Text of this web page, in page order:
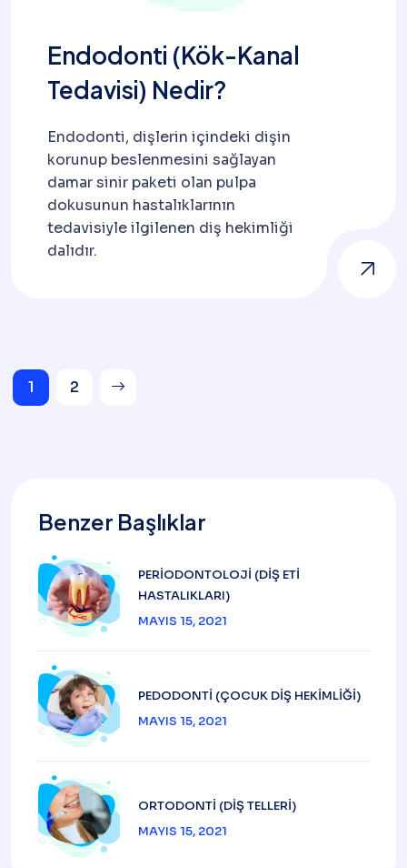
Endodonti (Kök-Kanal
Tedavisi) Nedir?
Endodonti, dişlerin içindeki dişin
korunup beslenmesini sağlayan
damar sinir paketi olan pulpa
dokusunun hastalıklarının
tedavisiyle ilgilenen diş hekimliği
dalıdır.
Gönderi
1 2
Benzer Başlıklar
PERIODONTOLOJI (DIŞ ETI
HASTALIKLARI)
MAYIS 15, 2021
PEDODONTI (ÇOCUK DIŞ HEKIMLIĞI)
MAYIS 15, 2021
ORTODONTI (DIŞ TELLERI)
MAYIS 15, 2021